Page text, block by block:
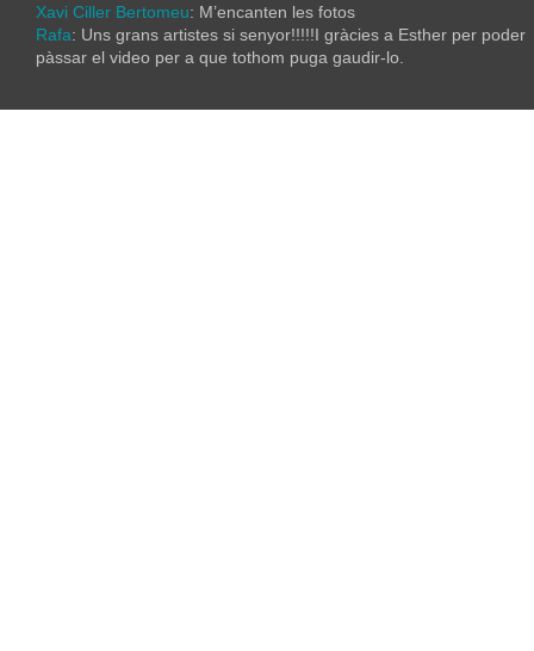
Xavi Ciller Bertomeu: M’encanten les fotos
Rafa: Uns grans artistes si senyor!!!!!I gràcies a Esther per poder
pàssar el video per a que tothom puga gaudir-lo.